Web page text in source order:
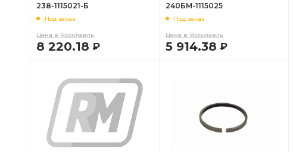
238-1115021-Б
Под заказ
Цена в Ярославль
8 220.18 Р
240БМ-1115025
Под заказ
Цена в Ярославль
5 914.38 Р